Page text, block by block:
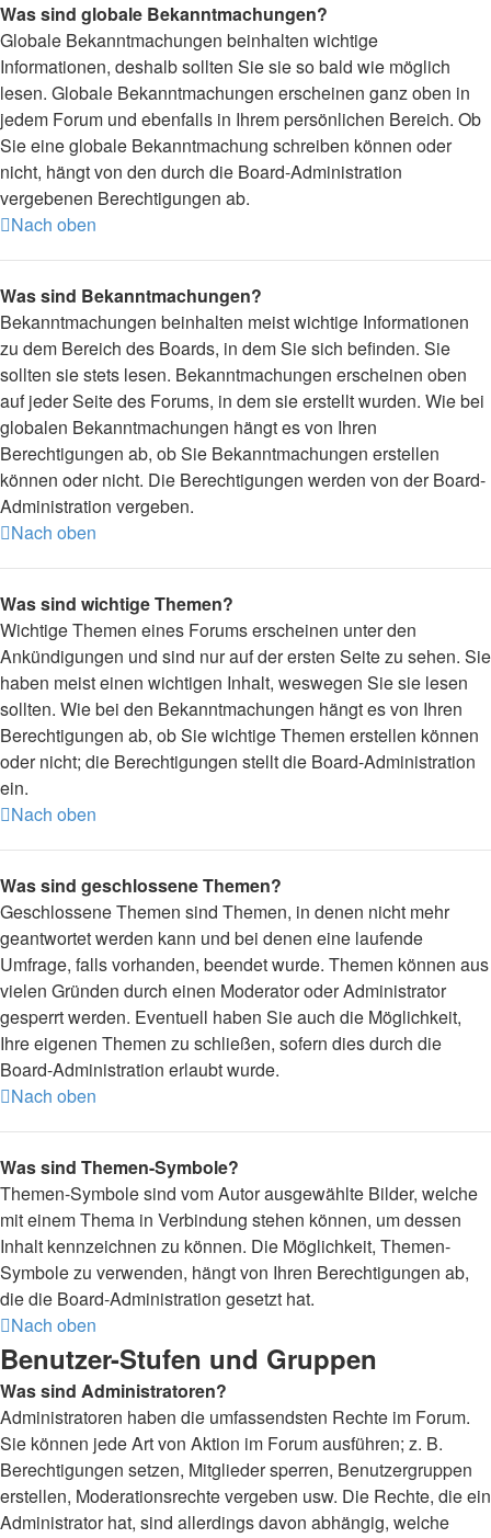
Was sind globale Bekanntmachungen?
Globale Bekanntmachungen beinhalten wichtige
Informationen, deshalb sollten Sie sie so bald wie möglich
lesen. Globale Bekanntmachungen erscheinen ganz oben in
jedem Forum und ebenfalls in Ihrem persönlichen Bereich. Ob
Sie eine globale Bekanntmachung schreiben können oder
nicht, hängt von den durch die Board-Administration
vergebenen Berechtigungen ab.
Nach oben
Was sind Bekanntmachungen?
Bekanntmachungen beinhalten meist wichtige Informationen
zu dem Bereich des Boards, in dem Sie sich befinden. Sie
sollten sie stets lesen. Bekanntmachungen erscheinen oben
auf jeder Seite des Forums, in dem sie erstellt wurden. Wie bei
globalen Bekanntmachungen hängt es von Ihren
Berechtigungen ab, ob Sie Bekanntmachungen erstellen
können oder nicht. Die Berechtigungen werden von der Board-
Administration vergeben.
Nach oben
Was sind wichtige Themen?
Wichtige Themen eines Forums erscheinen unter den
Ankündigungen und sind nur auf der ersten Seite zu sehen. Sie
haben meist einen wichtigen Inhalt, weswegen Sie sie lesen
sollten. Wie bei den Bekanntmachungen hängt es von Ihren
Berechtigungen ab, ob Sie wichtige Themen erstellen können
oder nicht; die Berechtigungen stellt die Board-Administration
ein.
Nach oben
Was sind geschlossene Themen?
Geschlossene Themen sind Themen, in denen nicht mehr
geantwortet werden kann und bei denen eine laufende
Umfrage, falls vorhanden, beendet wurde. Themen können aus
vielen Gründen durch einen Moderator oder Administrator
gesperrt werden. Eventuell haben Sie auch die Möglichkeit,
Ihre eigenen Themen zu schließen, sofern dies durch die
Board-Administration erlaubt wurde.
Nach oben
Was sind Themen-Symbole?
Themen-Symbole sind vom Autor ausgewählte Bilder, welche
mit einem Thema in Verbindung stehen können, um dessen
Inhalt kennzeichnen zu können. Die Möglichkeit, Themen-
Symbole zu verwenden, hängt von Ihren Berechtigungen ab,
die die Board-Administration gesetzt hat.
Nach oben
Benutzer-Stufen und Gruppen
Was sind Administratoren?
Administratoren haben die umfassendsten Rechte im Forum.
Sie können jede Art von Aktion im Forum ausführen; z. B.
Berechtigungen setzen, Mitglieder sperren, Benutzergruppen
erstellen, Moderationsrechte vergeben usw. Die Rechte, die ein
Administrator hat, sind allerdings davon abhängig, welche